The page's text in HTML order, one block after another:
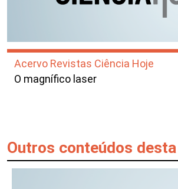
Acervo Revistas Ciência Hoje
O magnífico laser
Outros conteúdos